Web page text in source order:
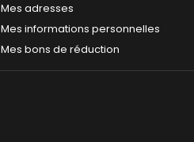
Mes adresses
Mes informations personnelles
Mes bons de réduction